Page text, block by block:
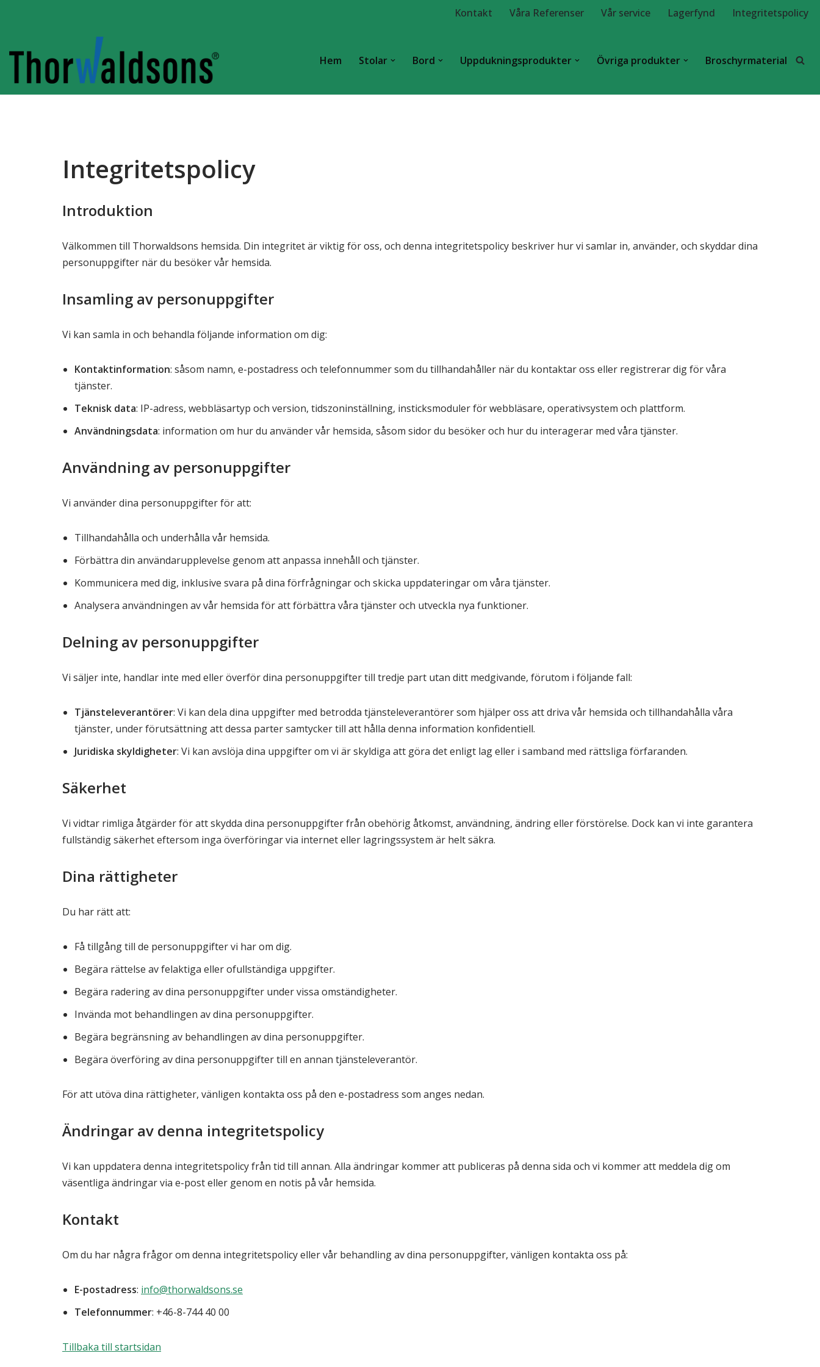
till
innehåll
Kontakt Våra Referenser Vår service Lagerfynd Integritetspolicy
Hem Stolar Bord Uppdukningsprodukter Övriga produkter Broschyrmaterial
Integritetspolicy
Introduktion
Välkommen till Thorwaldsons hemsida. Din integritet är viktig för oss, och denna integritetspolicy beskriver hur vi samlar in, använder, och skyddar dina
personuppgifter när du besöker vår hemsida.
Insamling av personuppgifter
Vi kan samla in och behandla följande information om dig:
Kontaktinformation: såsom namn, e-postadress och telefonnummer som du tillhandahåller när du kontaktar oss eller registrerar dig för våra
tjänster.
Teknisk data: IP-adress, webbläsartyp och version, tidszoninställning, insticksmoduler för webbläsare, operativsystem och plattform.
Användningsdata: information om hur du använder vår hemsida, såsom sidor du besöker och hur du interagerar med våra tjänster.
Användning av personuppgifter
Vi använder dina personuppgifter för att:
Tillhandahålla och underhålla vår hemsida.
Förbättra din användarupplevelse genom att anpassa innehåll och tjänster.
Kommunicera med dig, inklusive svara på dina förfrågningar och skicka uppdateringar om våra tjänster.
Analysera användningen av vår hemsida för att förbättra våra tjänster och utveckla nya funktioner.
Delning av personuppgifter
Vi säljer inte, handlar inte med eller överför dina personuppgifter till tredje part utan ditt medgivande, förutom i följande fall:
Tjänsteleverantörer: Vi kan dela dina uppgifter med betrodda tjänsteleverantörer som hjälper oss att driva vår hemsida och tillhandahålla våra
tjänster, under förutsättning att dessa parter samtycker till att hålla denna information konfidentiell.
Juridiska skyldigheter: Vi kan avslöja dina uppgifter om vi är skyldiga att göra det enligt lag eller i samband med rättsliga förfaranden.
Säkerhet
Vi vidtar rimliga åtgärder för att skydda dina personuppgifter från obehörig åtkomst, användning, ändring eller förstörelse. Dock kan vi inte garantera
fullständig säkerhet eftersom inga överföringar via internet eller lagringssystem är helt säkra.
Dina rättigheter
Du har rätt att:
Få tillgång till de personuppgifter vi har om dig.
Begära rättelse av felaktiga eller ofullständiga uppgifter.
Begära radering av dina personuppgifter under vissa omständigheter.
Invända mot behandlingen av dina personuppgifter.
Begära begränsning av behandlingen av dina personuppgifter.
Begära överföring av dina personuppgifter till en annan tjänsteleverantör.
För att utöva dina rättigheter, vänligen kontakta oss på den e-postadress som anges nedan.
Ändringar av denna integritetspolicy
Vi kan uppdatera denna integritetspolicy från tid till annan. Alla ändringar kommer att publiceras på denna sida och vi kommer att meddela dig om
väsentliga ändringar via e-post eller genom en notis på vår hemsida.
Kontakt
Om du har några frågor om denna integritetspolicy eller vår behandling av dina personuppgifter, vänligen kontakta oss på:
E-postadress: info@thorwaldsons.se
Telefonnummer: +46-8-744 40 00
Tillbaka till startsidan